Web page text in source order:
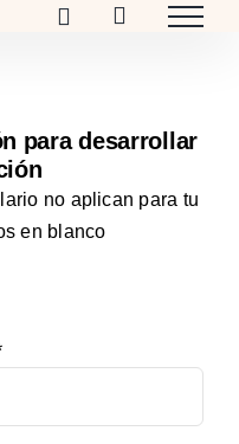
para desarrollar
no aplican para tu
en blanco